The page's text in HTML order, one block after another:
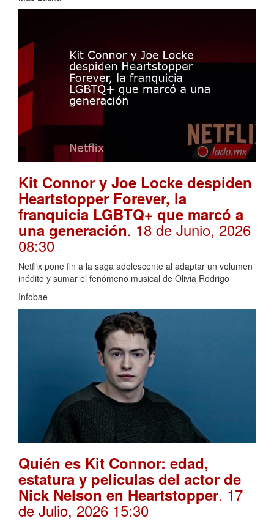
Kit Connor y Joe Locke despiden
Heartstopper Forever, la
franquicia LGBTQ+ que marcó a
una generación. 18 de Junio, 2026
08:30
Netflix pone fin a la saga adolescente al adaptar un volumen
inédito y sumar el fenómeno musical de Olivia Rodrigo
Infobae
Quién es Kit Connor: edad,
estatura y películas del actor de
Nick Nelson en Heartstopper. 17
de Julio, 2026 15:30